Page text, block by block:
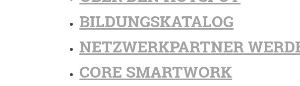
BILDUNGSKATALOG
NETZWERKPARTNER
CORE SMARTWORK